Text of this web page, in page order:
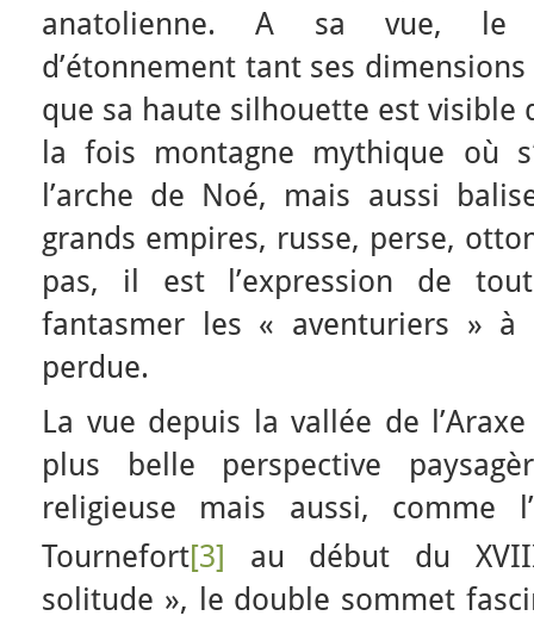
anatolienne. A sa vue, le
d’étonnement tant ses
que sa haute silhouette est visible
la fois montagne mythique où
l’arche de Noé, mais aussi
grands empires, russe, perse,
pas, il est l’expression de
fantasmer les « aventuriers » à
perdue.
La vue depuis la vallée de
plus belle perspective
religieuse mais aussi, comme
Tournefort[3] au début du
solitude », le double sommet